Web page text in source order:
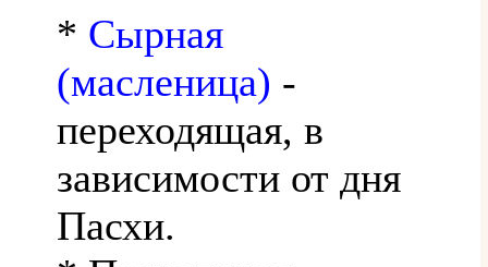
* Сырная
(масленица) -
переходящая, в
зависимости от дня
Пасхи.